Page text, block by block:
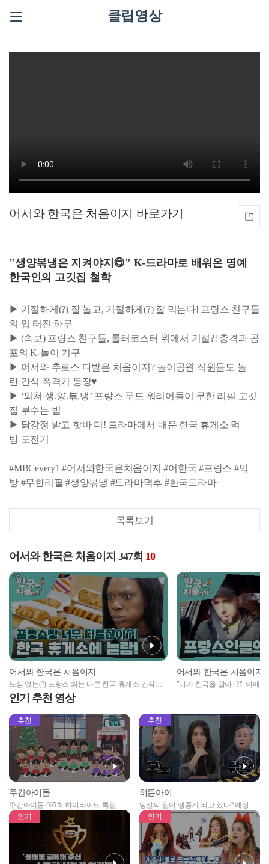
클립영상
어서와 한국은 처음이지
"생양볶냉은 지켜야지😋" K-드라마로 배워온 명예
한국인의 고깃집 철학
▶ 기절하게(?) 잘 놀고, 기절하게(?) 잘 먹는다! 프랑스 친구들
의 입 터진 하루
▶ (속보) 프랑스 친구들, 롤러코스터 위에서 기절?! 충격과 공
포의 K-놀이 기구
▶ 어서와 추로스 다발은 처음이지? 놀이공원 직원들도 놀
란 간식 폭격기 등장♥
▶ ‘외쳐 생.양.볶.냉’ 프랑스 푸드 워리어들이 무한 리필 고깃
집 부수는 법
▶ 닭강정 받고 핫바 더! 드라마에서 배운 한국 휴게소 먹
방 도전기
#MBCevery1 #어서와한국은처음이지 #어한국 #프랑스 #먹
방 #무한리필 #생양볶냉 #드라마덕후 #한국드라마
목록보기
어서와 한국은 처음이지 347회 10
어서와 한국은 처음이지
느낌 없는(?) 프랑스 와는 다른 한국 휴게소 간식에
눈뜬 먹방 용사들
어서와 한국은 처음이지
"니가 한국을 알아~?!" 아메
인기 추천 영상
추천
주간아이돌
주간아이돌 695회 하이라이트 특집 남
자아이돌편 예고
추천
히든아이
당신의 집이 생중계 되고 있다? 예상치
못한 곳에서 일어나는 불법촬영 범죄!
인기 인기